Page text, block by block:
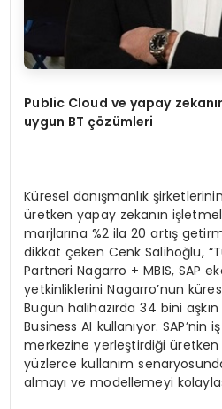
Public Cloud ve yapay
uygun BT çözümleri
Küresel danışmanlık
üretken yapay zekanın
marjlarına %2 ila 20 artış
dikkat çeken Cenk Salihoğlu,
Partneri Nagarro + MBIS, SAP
yetkinliklerini Nagarro’nun
Bugün halihazırda 34 bini
Business AI kullanıyor.
merkezine yerleştirdiği
yüzlerce kullanım
almayı ve modellemeyi